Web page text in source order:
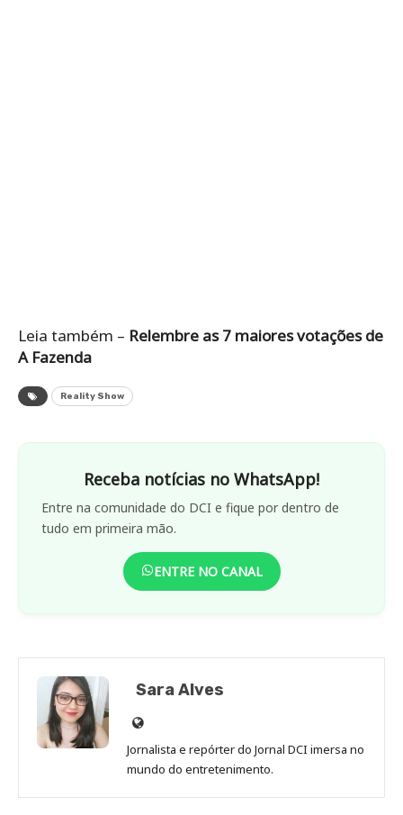
Leia também – Relembre as 7 maiores votações de
A Fazenda
Reality Show
Receba notícias no WhatsApp!
Entre na comunidade do DCI e fique por dentro de
tudo em primeira mão.
ENTRE NO CANAL
Sara Alves
Site
de
Sara
Jornalista e repórter do Jornal DCI imersa no
mundo do entretenimento.